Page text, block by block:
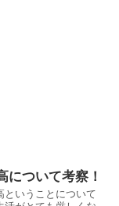
について考察！
ということについて